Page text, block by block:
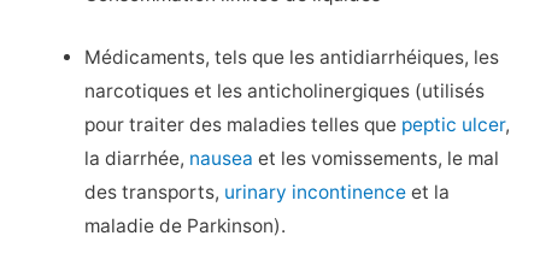
Médicaments, tels que les antidiarrhéiques, les
narcotiques et les anticholinergiques (utilisés
pour traiter des maladies telles que peptic ulcer,
la diarrhée, nausea et les vomissements, le mal
des transports, urinary incontinence et la
maladie de Parkinson).